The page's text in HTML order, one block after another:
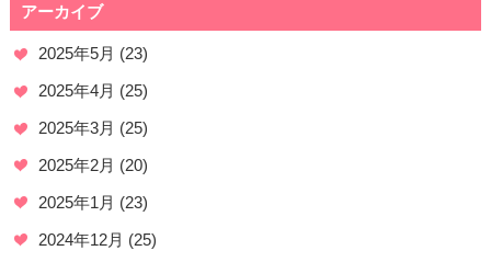
アーカイブ
2025年5月 (23)
2025年4月 (25)
2025年3月 (25)
2025年2月 (20)
2025年1月 (23)
2024年12月 (25)